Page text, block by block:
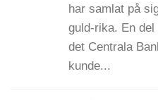
har samlat på
guld-rika. En
det Centrala
kunde...